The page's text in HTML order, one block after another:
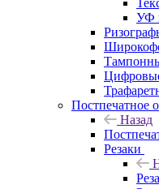
УФ
Постпечатное
Назад
Резаки